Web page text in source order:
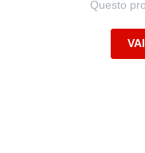
Questo